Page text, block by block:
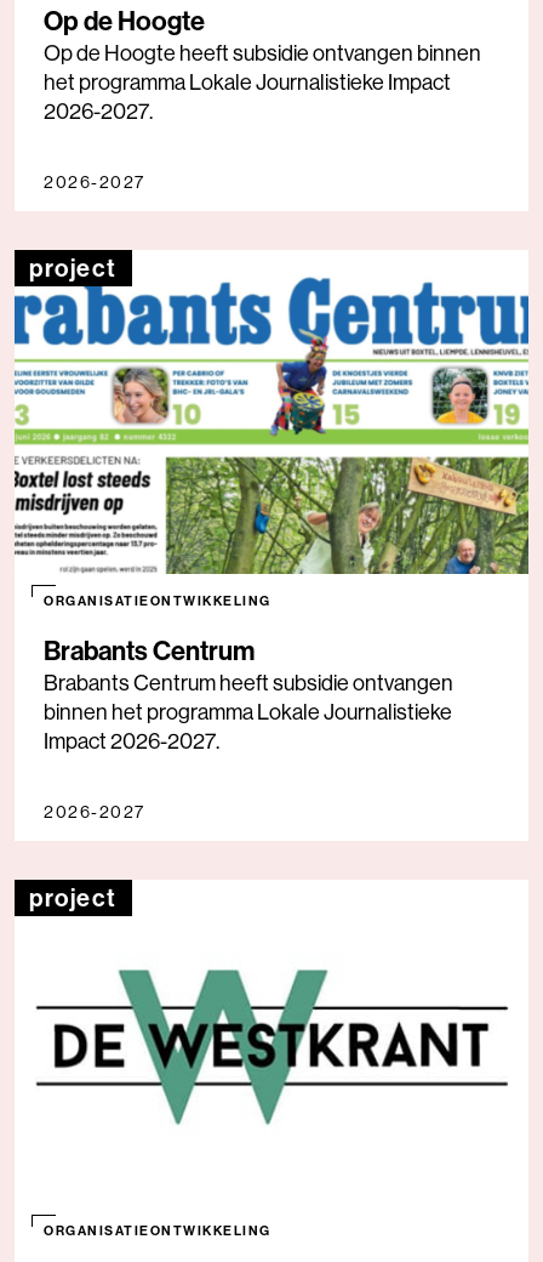
Op de Hoogte
Op de Hoogte heeft subsidie ontvangen binnen
het programma Lokale Journalistieke Impact
2026-2027.
2026-2027
project
Brabants Centrum
ORGANISATIEONTWIKKELING
Brabants Centrum heeft subsidie ontvangen
binnen het programma Lokale Journalistieke
Impact 2026-2027.
2026-2027
project
ORGANISATIEONTWIKKELING